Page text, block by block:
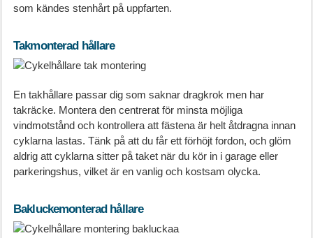
som kändes stenhårt på uppfarten.
Takmonterad hållare
En takhållare passar dig som saknar dragkrok men har
takräcke. Montera den centrerat för minsta möjliga
vindmotstånd och kontrollera att fästena är helt åtdragna innan
cyklarna lastas. Tänk på att du får ett förhöjt fordon, och glöm
aldrig att cyklarna sitter på taket när du kör in i garage eller
parkeringshus, vilket är en vanlig och kostsam olycka.
Bakluckemonterad hållare